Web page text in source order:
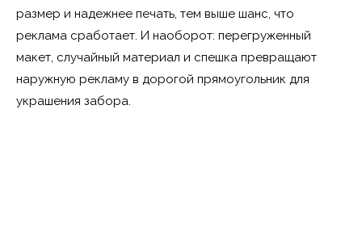
размер и надежнее печать, тем выше шанс, что
реклама сработает. И наоборот: перегруженный
макет, случайный материал и спешка превращают
наружную рекламу в дорогой прямоугольник для
украшения забора.